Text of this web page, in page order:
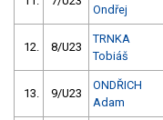
Ondřej
12. 8/U23
TRNKA
Tobiáš
13. 9/U23
ONDŘICH
Adam